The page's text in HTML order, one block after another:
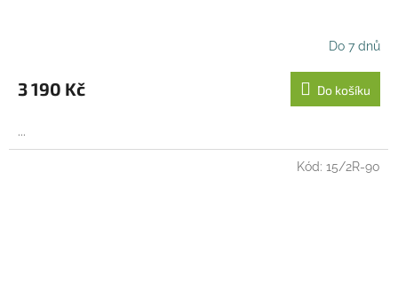
R
M
A
Do 7 dnů
3 190 Kč Do košíku
...
Kód: 15/2R-90